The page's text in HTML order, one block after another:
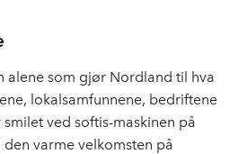
alene som gjør Nordland til hva
lokalsamfunnene, bedriftene
ved softis-maskinen på
varme velkomsten på